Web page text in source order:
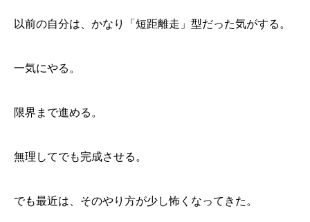
以前の自分は、かなり「短距離走」型だった気がする。
一気にやる。
限界まで進める。
無理してでも完成させる。
でも最近は、そのやり方が少し怖くなってきた。